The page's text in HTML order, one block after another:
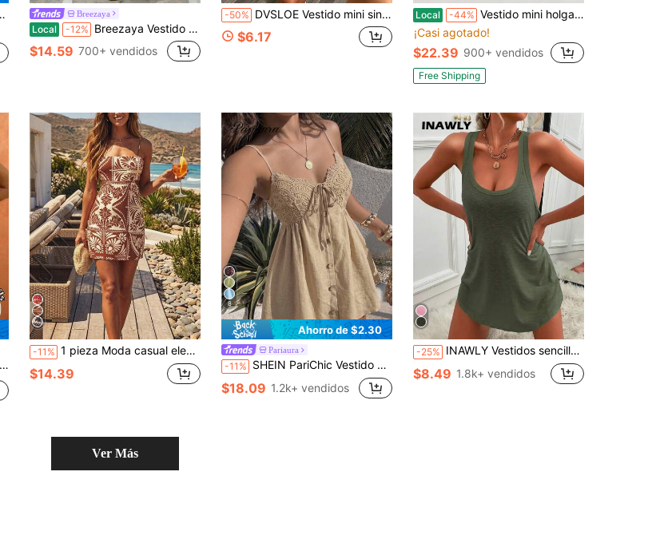
Breezaya
Local -12% Breezaya Vestido tubo con estampado floral ditsy para vacaciones de verano de mujer, vestidos de verano, conjuntos de verano para mujer, vestido sin tirantes de verano, vestido floral de verano, atuendos de vacaciones para mujer, vestidos de mujer, conjuntos de verano para mujer, vestido sin tirantes, vestido floral
$14.59 700+ vendidos
-50% DVSLOE Vestido mini sin mangas con estampado amarillo sexy para mujer con rayas laterales, vestido corto elegante y deportivo para verano, otoño, vacaciones, citas y fiestas
$6.17
Local -44% Vestido mini holgado para mujer, vestido de fiesta casual de verano con parches de encaje, cuello cuadrado, sin mangas, para playa, club y ropa de calle
¡Casi agotado!
$22.39 900+ vendidos
Free Shipping
-11% 1 pieza Moda casual elegante de mujer para primavera/verano/otoño, vacaciones tropicales, playa, viaje, fiesta de playa, festival de música de verano, música junto al mar, marrón
$14.39
8
Ahorro de $2.30
Pariaura
-11% SHEIN PariChic Vestido de verano con tirantes de espagueti y parches de encaje para mujer, atuendo casual de vacaciones, vestido corto casual y lindo con lazo en la cintura en forma de A, adecuado para citas y salidas diarias
$18.09 1.2k+ vendidos
-25% INAWLY Vestidos sencillos sin mangas de unicolor para mujer
$8.49 1.8k+ vendidos
Ver Más